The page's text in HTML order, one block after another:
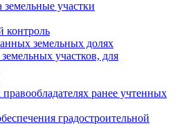
участки
контроль
земельных долях
участков, для
ранее учтенных
градостроительной